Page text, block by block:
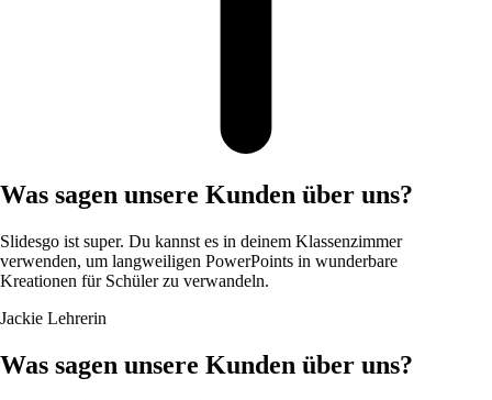
Was sagen unsere Kunden über uns?
Slidesgo ist super. Du kannst es in deinem Klassenzimmer
verwenden, um langweiligen PowerPoints in wunderbare
Kreationen für Schüler zu verwandeln.
Jackie Lehrerin
Was sagen unsere Kunden über uns?